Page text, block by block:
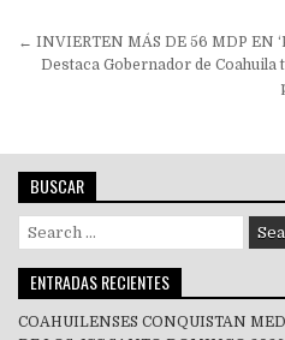
Navegación
de
← INVIERTEN MÁS DE 56 MDP EN
Destaca Gobernador de
BUSCAR
Search
for:
ENTRADAS RECIENTES
COAHUILENSES CONQUISTAN